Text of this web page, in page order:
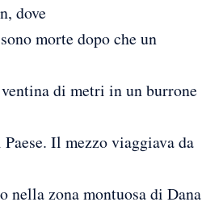
dove
morte dopo che un
di metri in un burrone
Il mezzo viaggiava da
nella zona montuosa di Dana